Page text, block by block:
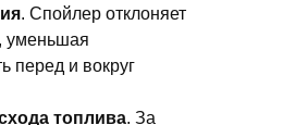
. Спойлер отклоняет
уменьшая
перед и вокруг
топлива. За